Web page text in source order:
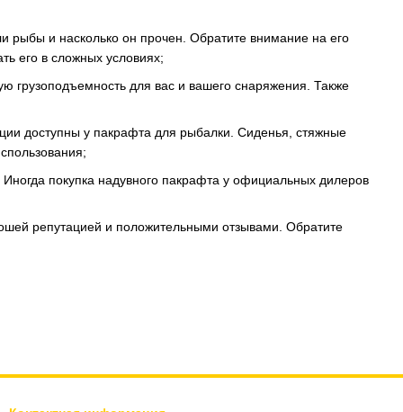
рыбы и насколько он прочен. Обратите внимание на его
его в сложных условиях;
грузоподъемность для вас и вашего снаряжения. Также
доступны у пакрафта для рыбалки. Сиденья, стяжные
покупка надувного пакрафта у официальных дилеров
репутацией и положительными отзывами. Обратите